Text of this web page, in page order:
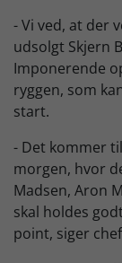
- Vi ved, at der
udsolgt Skjern
Imponerende
ryggen, som
start.
- Det kommer
morgen, hvor
Madsen, Aron
skal holdes
point, siger